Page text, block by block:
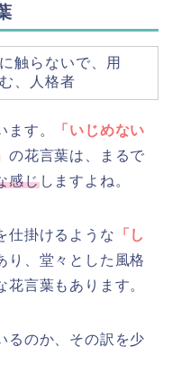
触らないで、用
、人格者
す。
「いじめない
の花言葉は、まるで
感じしますよね。
仕掛けるような 「し
り、堂々とした風格
花言葉もあります。
るのか、その訳を少